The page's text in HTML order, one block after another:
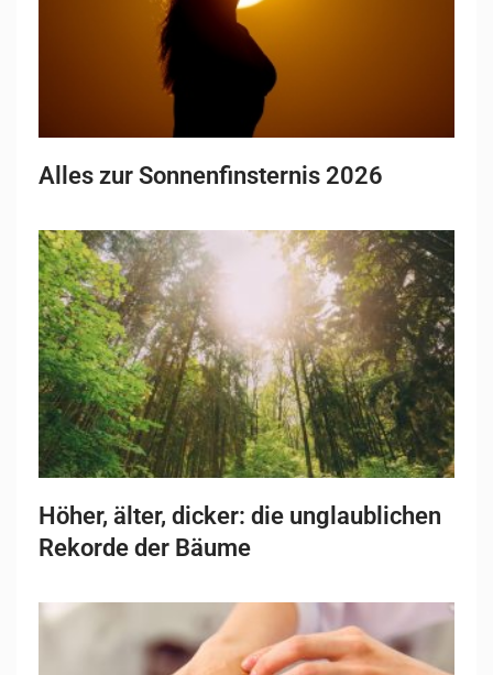
Alles zur Sonnenfinsternis 2026
Höher, älter, dicker: die unglaublichen
Rekorde der Bäume